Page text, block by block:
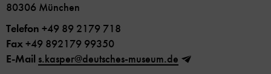
80306 München
Telefon +49 89 2179 718
Fax+49 892179 99350
E-Mail s.kasper@deutsches-museum.de